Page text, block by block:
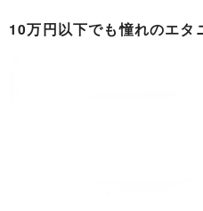
10万円以下でも憧れのエタ